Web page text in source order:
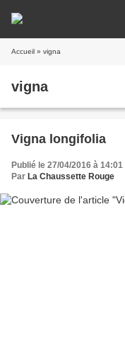
Accueil » vigna
vigna
Vigna longifolia
Publié le 27/04/2016 à 14:01
Par La Chaussette Rouge